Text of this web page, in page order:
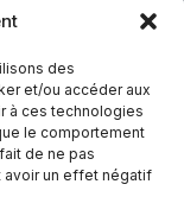
des
et/ou accéder aux
à ces technologies
le comportement
de ne pas
avoir un effet négatif